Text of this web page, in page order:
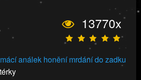
13770x
análek honění mrdání do zadku